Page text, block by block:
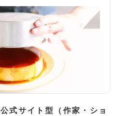
公式サイト型（作家・ショ